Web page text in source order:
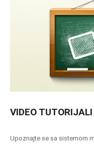
VIDEO TUTORIJALI
Upoznajte se sa sistemom